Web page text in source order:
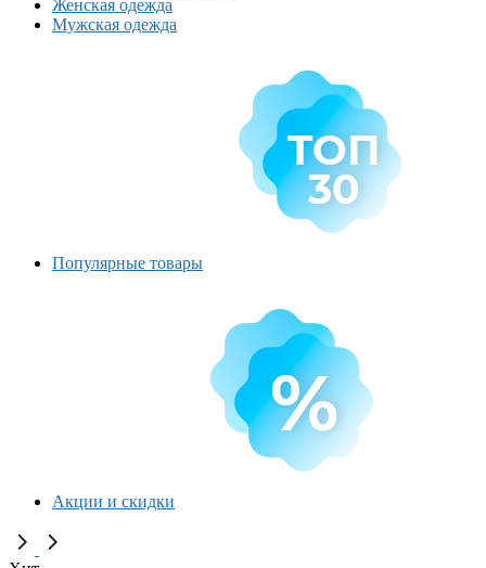
Женская одежда
Мужская одежда
Популярные товары
Акции и скидки